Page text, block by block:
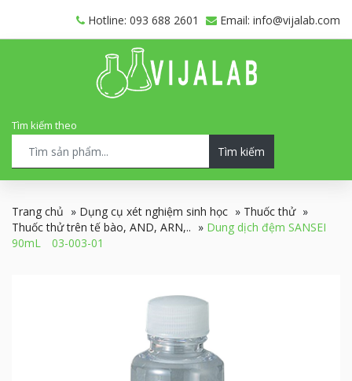
Hotline: 093 688 2601 Email: info@vijalab.com
Tìm kiếm theo
Tìm kiếm
Trang chủ » Dụng cụ xét nghiệm sinh học » Thuốc thử »
Thuốc thử trên tế bào, AND, ARN,.. » Dung dịch đệm SANSEI
90mL 03-003-01